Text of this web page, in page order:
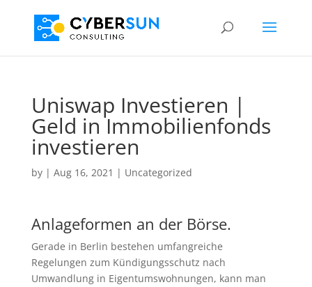
Uniswap Investieren |
Geld in Immobilienfonds
investieren
by | Aug 16, 2021 | Uncategorized
Anlageformen an der Börse.
Gerade in Berlin bestehen umfangreiche
Regelungen zum Kündigungsschutz nach
Umwandlung in Eigentumswohnungen, kann man